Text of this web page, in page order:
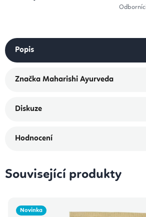
Popis
Značka Maharishi Ayurveda
Diskuze
Hodnocení
Související produkty
Novinka